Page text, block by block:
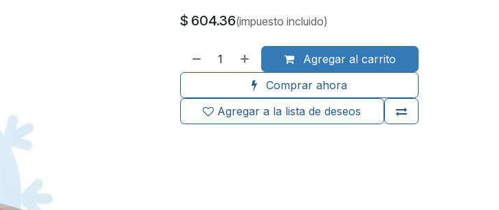
$ 604.36(impuesto incluido)
Agregar al carrito
Comprar ahora
Agregar a la lista de deseos